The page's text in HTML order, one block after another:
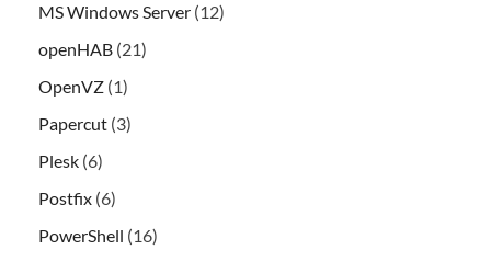
MS Windows Server (12)
openHAB (21)
OpenVZ (1)
Papercut (3)
Plesk (6)
Postfix (6)
PowerShell (16)